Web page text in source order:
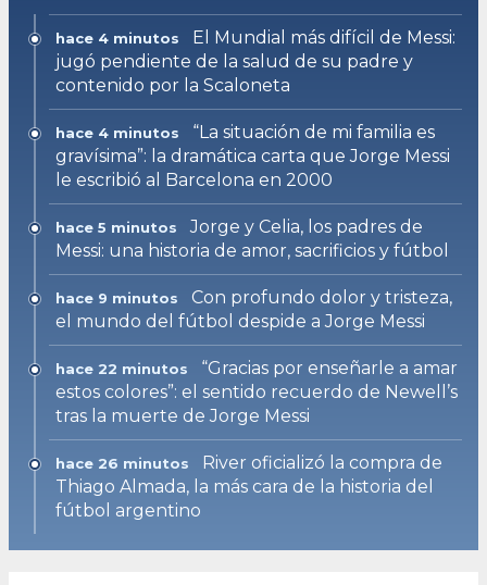
hace 4 minutos
El Mundial más difícil de Messi:
jugó pendiente de la salud de su padre y
contenido por la Scaloneta
hace 4 minutos
“La situación de mi familia es
gravísima”: la dramática carta que Jorge Messi
le escribió al Barcelona en 2000
hace 5 minutos
Jorge y Celia, los padres de
Messi: una historia de amor, sacrificios y fútbol
hace 9 minutos
Con profundo dolor y tristeza,
el mundo del fútbol despide a Jorge Messi
hace 22 minutos
“Gracias por enseñarle a amar
estos colores”: el sentido recuerdo de Newell’s
tras la muerte de Jorge Messi
hace 26 minutos
River oficializó la compra de
Thiago Almada, la más cara de la historia del
fútbol argentino